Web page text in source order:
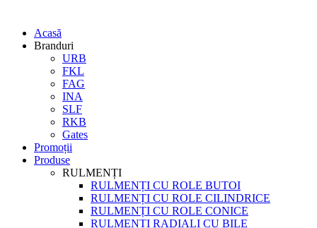
Acasă
Branduri
URB
FKL
FAG
INA
SLF
RKB
Gates
Promoții
Produse
RULMENȚI
RULMENȚI CU ROLE BUTOI
RULMENȚI CU ROLE CILINDRICE
RULMENȚI CU ROLE CONICE
RULMENȚI RADIALI CU BILE